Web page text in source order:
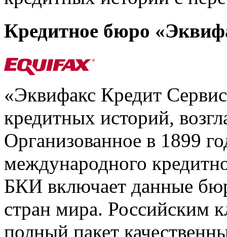
Кредитное бюро
«Эквифакс Кредит
кредитных историй,
Организованное в 1899
международного
БКИ включает данные
стран мира. Российским
полный пакет